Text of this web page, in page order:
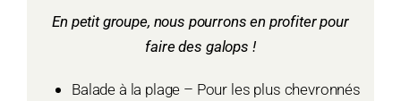
En petit groupe, nous pourrons en profiter pour
faire des galops !
Balade à la plage – Pour les plus chevronnés